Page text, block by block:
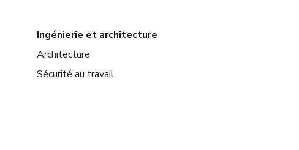
Ingénierie et architecture
Architecture
Sécurité au travail